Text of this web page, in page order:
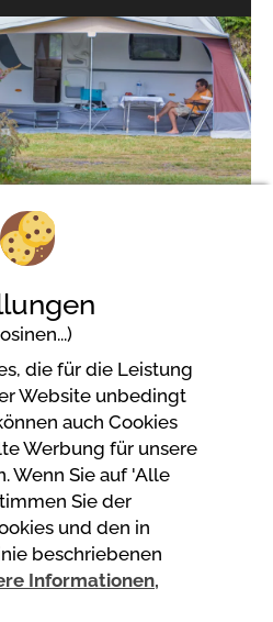
AU GRÉ DES VENTS
de Bogeais
En Terre
die für die Leistung
Website unbedingt
auch Cookies
Werbung für unsere
Wenn Sie auf 'Alle
Sie der
und den in
beschriebenen
Informationen,